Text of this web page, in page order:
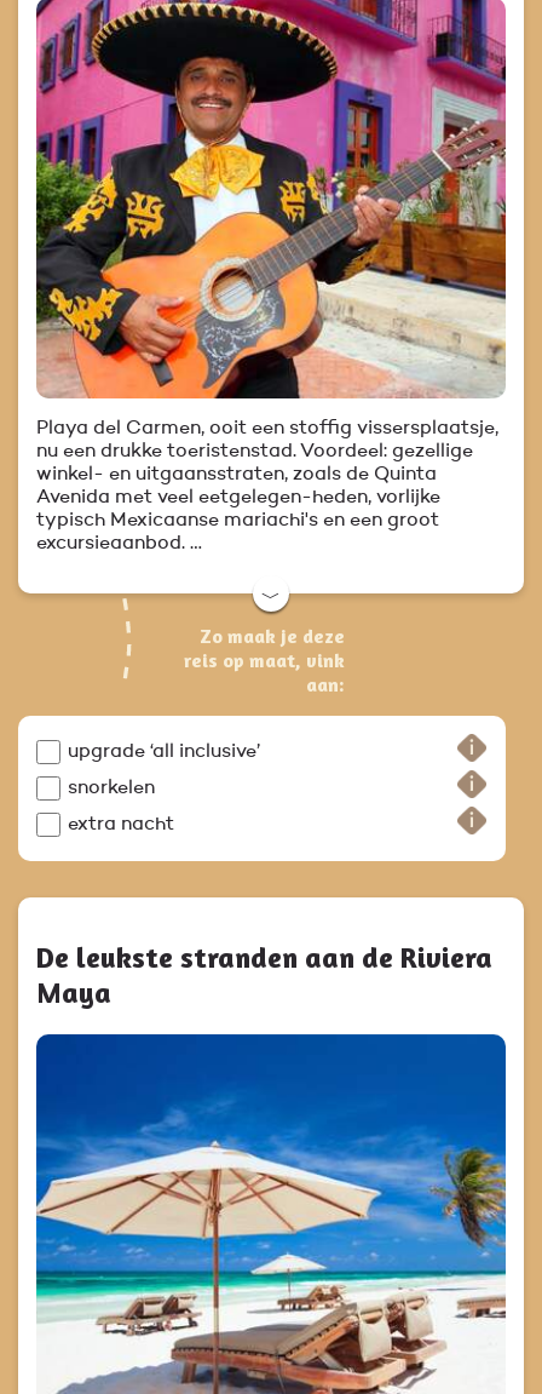
Playa del Carmen, ooit een stoffig vissersplaatsje,
nu een drukke toeristenstad. Voordeel: gezellige
winkel- en uitgaansstraten, zoals de Quinta
Avenida met veel eetgelegen-heden, vorlijke
typisch Mexicaanse mariachi's en een groot
excursieaanbod. …
﹀
Zo maak je deze
reis op maat, vink
aan:
upgrade ‘all inclusive’
snorkelen
extra nacht
De leukste stranden aan de Riviera
Maya